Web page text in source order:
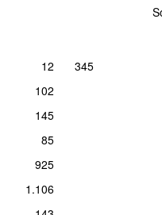
12
345
102
145
85
925
1.106